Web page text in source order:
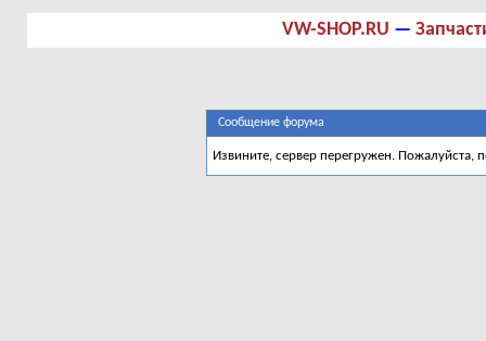
VW-SHOP.RU —
Сообщение форума
Извините, сервер перегружен. Пожалуйста,